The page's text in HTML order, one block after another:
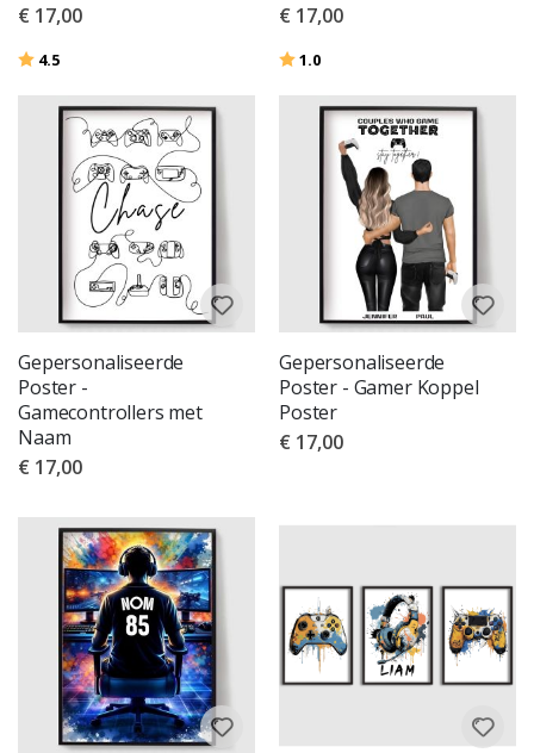
€ 17,00
Beoordeling:
4.5
€ 17,00
Beoordeling:
1.0
Gepersonaliseerde
Poster -
Gamecontrollers met
Naam
€ 17,00
Gepersonaliseerde
Poster - Gamer Koppel
Poster
€ 17,00